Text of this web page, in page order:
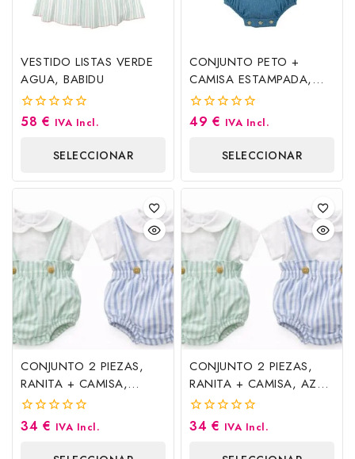
VESTIDO LISTAS VERDE
AGUA, BABIDU
0
58 € IVA Incl.
SELECCIONAR
OPCIONES
CONJUNTO PETO +
CAMISA ESTAMPADA,
BABIDU
0
49 € IVA Incl.
SELECCIONAR
OPCIONES
CONJUNTO 2 PIEZAS,
RANITA + CAMISA,
VERDE AGUA. BABY F.
0
34 € IVA Incl.
CONJUNTO 2 PIEZAS,
RANITA + CAMISA, AZUL.
BABY F.
0
34 € IVA Incl.